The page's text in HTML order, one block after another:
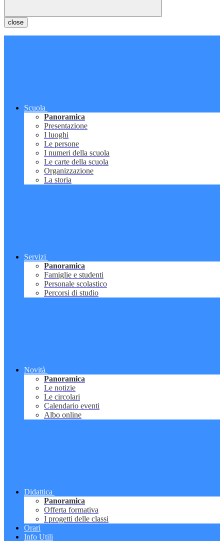
close
Scuola
Panoramica
Presentazione
I luoghi
Le persone
I numeri della scuola
Le carte della scuola
Organizzazione
La storia
Servizi
Panoramica
Famiglie e studenti
Personale scolastico
Percorsi di studio
Novità
Panoramica
Le notizie
Le circolari
Calendario eventi
Albo online
Didattica
Panoramica
Offerta formativa
I progetti delle classi
Orari
Info Utili